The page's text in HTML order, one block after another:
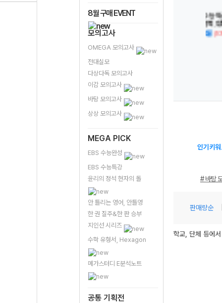
8월 구매 EVENT
모의고사
OMEGA 모의고사
전대실모
다상다독 모의고사
이감 모의고사
바탕 모의고사
상상 모의고사
MEGA PICK
EBS 수능완성
EBS 수능특강
윤리의 정석 현자의 돌
안 틀리는 영어, 안틀영
한 권 질주&한 판 승부
지인선 시리즈
수학 유형서, Hexagon
메가스터디 E분석노트
공통 기획전
EBS 개념완성 한
국사-22개정
(2026년용)
15,300원
1등
인기키
# 바탕
판매량순
학교, 단체 등에